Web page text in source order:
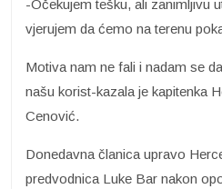
-Očekujem tešku, ali zanimljivu
vjerujem da ćemo na terenu
Motiva nam ne fali i nadam se
našu korist-kazala je kapitenka
Cenović.
Donedavna članica upravo
predvodnica Luke Bar nakon